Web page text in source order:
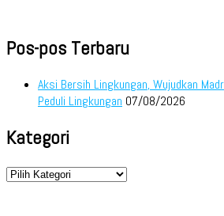
Pos-pos Terbaru
Aksi Bersih Lingkungan, Wujudkan
Peduli Lingkungan 07/08/2026
Kategori
Kategori